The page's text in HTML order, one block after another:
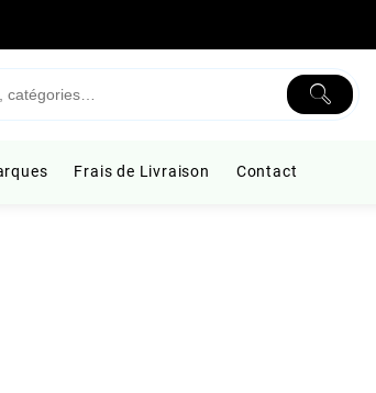
Frais de Livraison Contact